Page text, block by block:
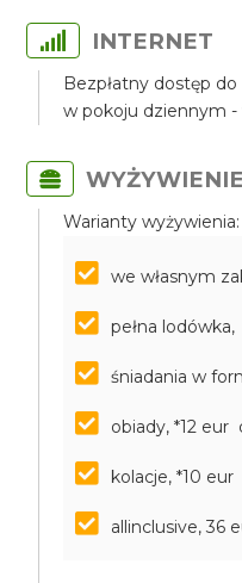
INTERNET
Bezpłatny dostęp
w pokoju dziennym -
WYŻYWIENIE
Warianty wyżywienia:
we własnym
pełna
śniadania w
obiady, *12 eur
kolacje, *10
allinclusive, 36